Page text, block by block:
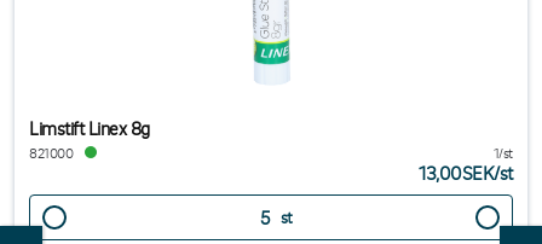
Limstift Linex 8g
821000 1/st
13,00SEK/st
st